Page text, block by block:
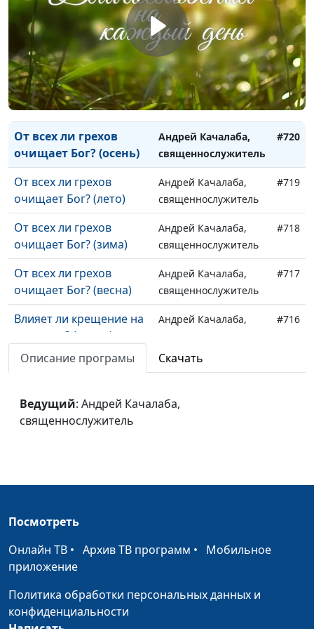
священнослужитель
Доброе имя (зима)
Андрей Качалаба,
священнослужитель
#722
Доброе имя (весна)
Андрей Качалаба,
священнослужитель
#721
От всех ли грехов
очищает Бог? (осень)
Андрей Качалаба,
священнослужитель
#720
От всех ли грехов
очищает Бог? (лето)
Андрей Качалаба,
священнослужитель
#719
От всех ли грехов
очищает Бог? (зима)
Андрей Качалаба,
священнослужитель
#718
От всех ли грехов
очищает Бог? (весна)
Андрей Качалаба,
священнослужитель
#717
Влияет ли крещение на
спасение? (осень)
Андрей Качалаба,
#716
Влияет ли крещение на
Андрей Качалаба,
Влияет ли крещение на
спасение? (зима)
Андрей Качалаба,
(осень)
Какая благодать! (лето)
Андрей Качалаба,
Какая благодать! (зима)
Андрей Качалаба,
Описание програмы Скачать
Ведущий: Андрей Качалаба,
священнослужитель
Посмотреть
Онлайн ТВ • Архив ТВ программ • Мобильное
приложение
Политика обработки персональных данных и
конфиденциальности